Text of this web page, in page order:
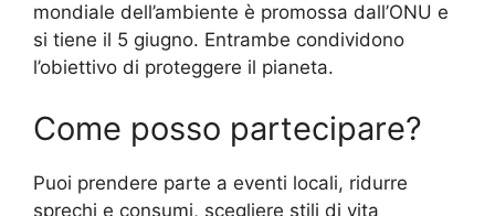
mondiale dell’ambiente è promossa dall’ONU e
si tiene il 5 giugno. Entrambe condividono
l’obiettivo di proteggere il pianeta.
Come posso partecipare?
Puoi prendere parte a eventi locali, ridurre
sprechi e consumi, scegliere stili di vita